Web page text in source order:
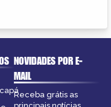
NOVIDADES POR E-
MAIL
Receba grátis as